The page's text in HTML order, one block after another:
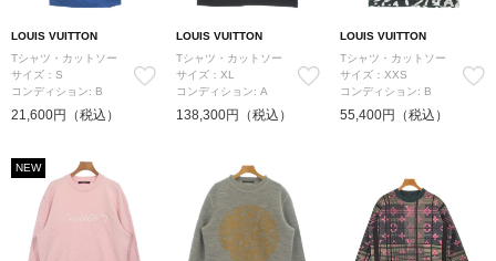
LOUIS VUITTON
Tシャツ・カットソー
サイズ：S
コンディション: B
21,600円（税込）
LOUIS VUITTON
Tシャツ・カットソー
サイズ：XL
コンディション: A
138,300円（税込）
LOUIS VUITTON
Tシャツ・カットソー
サイズ：XXS
コンディション: B
55,400円（税込）
NEW